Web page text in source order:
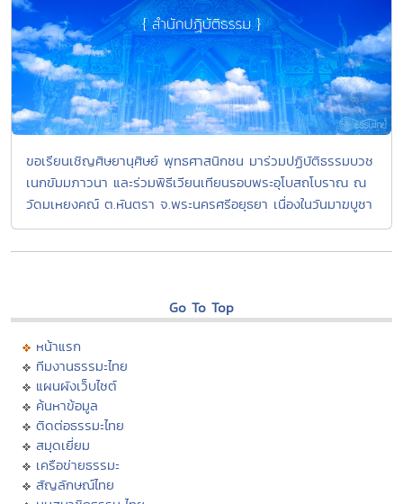
ขอเรียนเชิญศิษยานุศิษย์ พุทธศาสนิกชน มาร่วมปฏิบัติธรรมบวช
เนกขัมมภาวนา และร่วมพิธีเวียนเทียนรอบพระอุโบสถโบราณ ณ
วัดมเหยงคณ์ ต.หันตรา จ.พระนครศรีอยุธยา เนื่องในวันมาฆบูชา
Go To Top
หน้าแรก
ทีมงานธรรมะไทย
แผนผังเว็บไซต์
ค้นหาข้อมูล
ติดต่อธรรมะไทย
สมุดเยี่ยม
เครือข่ายธรรมะ
สัญลักษณ์ไทย